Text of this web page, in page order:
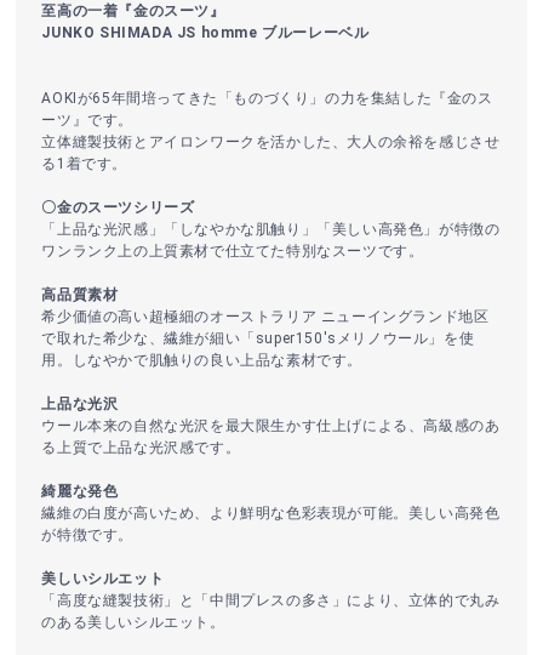
至高の一着『金のスーツ』
JUNKO SHIMADA JS homme ブルーレーベル
AOKIが65年間培ってきた「ものづくり」の力を集結した『金のス
ーツ』です。
立体縫製技術とアイロンワークを活かした、大人の余裕を感じさせ
る1着です。
〇金のスーツシリーズ
「上品な光沢感」「しなやかな肌触り」「美しい高発色」が特徴の
ワンランク上の上質素材で仕立てた特別なスーツです。
高品質素材
希少価値の高い超極細のオーストラリア ニューイングランド地区
で取れた希少な、繊維が細い「super150'sメリノウール」を使
用。しなやかで肌触りの良い上品な素材です。
上品な光沢
ウール本来の自然な光沢を最大限生かす仕上げによる、高級感のあ
る上質で上品な光沢感です。
綺麗な発色
繊維の白度が高いため、より鮮明な色彩表現が可能。美しい高発色
が特徴です。
美しいシルエット
「高度な縫製技術」と「中間プレスの多さ」により、立体的で丸み
のある美しいシルエット。